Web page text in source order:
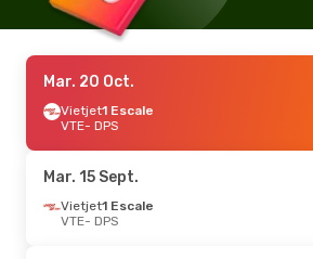
Mar. 20 Oct.
Vietjet1 Escale
VTE- DPS
Mar. 15 Sept.
Vietjet1 Escale
VTE- DPS